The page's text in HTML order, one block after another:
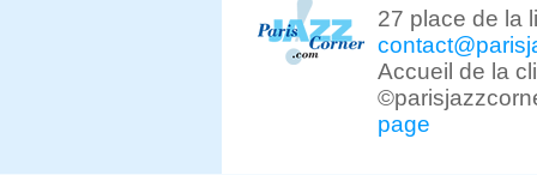
27 place de la
Accueil de la
page